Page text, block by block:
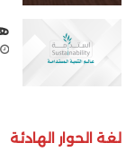
لغة الحوار الهادئة